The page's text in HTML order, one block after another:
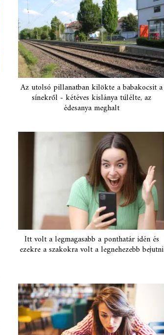
Az utolsó pillanatban kilökte a babakocsit a
sínekről - kétéves kislánya túlélte, az
édesanya meghalt
Itt volt a legmagasabb a ponthatár idén és
ezekre a szakokra volt a legnehezebb bejutni